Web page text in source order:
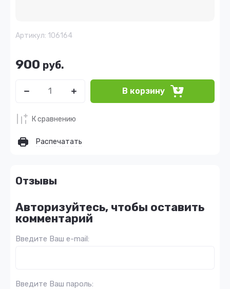
Артикул: 106164
900 руб.
В корзину
К сравнению
Распечатать
Отзывы
Авторизуйтесь, чтобы оставить
комментарий
Введите Ваш e-mail:
Введите Ваш пароль: